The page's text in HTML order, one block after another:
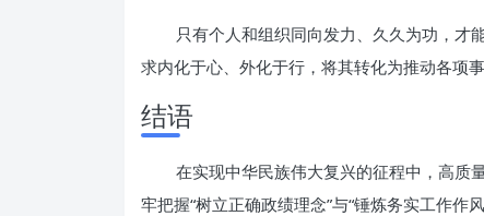
只有个人和组织同向发力、久久为功，才
求内化于心、外化于行，将其转化为推动各项
结语
在实现中华民族伟大复兴的征程中，高质
牢把握“树立正确政绩理念”与“锤炼务实工作作